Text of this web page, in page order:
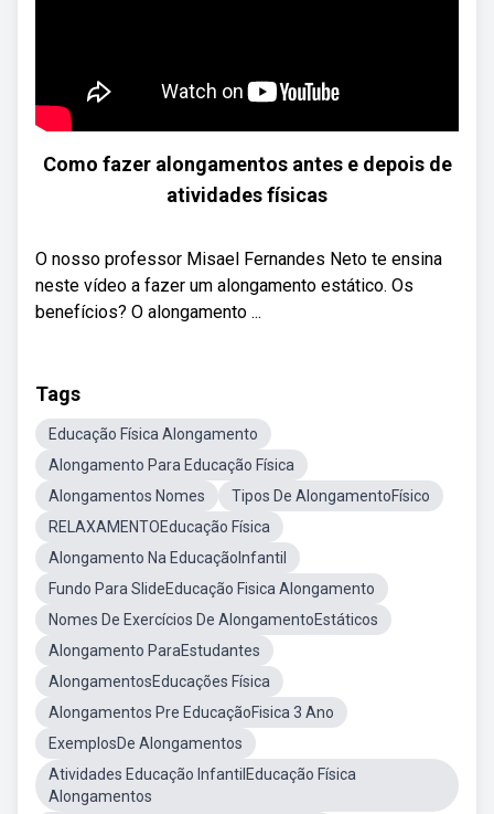
Como fazer alongamentos antes e depois de
atividades físicas
O nosso professor Misael Fernandes Neto te ensina
neste vídeo a fazer um alongamento estático. Os
benefícios? O alongamento ...
Tags
Educação Física Alongamento
Alongamento Para Educação Física
Alongamentos Nomes
Tipos De AlongamentoFísico
RELAXAMENTOEducação Física
Alongamento Na EducaçãoInfantil
Fundo Para SlideEducação Fisica Alongamento
Nomes De Exercícios De AlongamentoEstáticos
Alongamento ParaEstudantes
AlongamentosEducações Física
Alongamentos Pre EducaçãoFisica 3 Ano
ExemplosDe Alongamentos
Atividades Educação InfantilEducação Física
Alongamentos